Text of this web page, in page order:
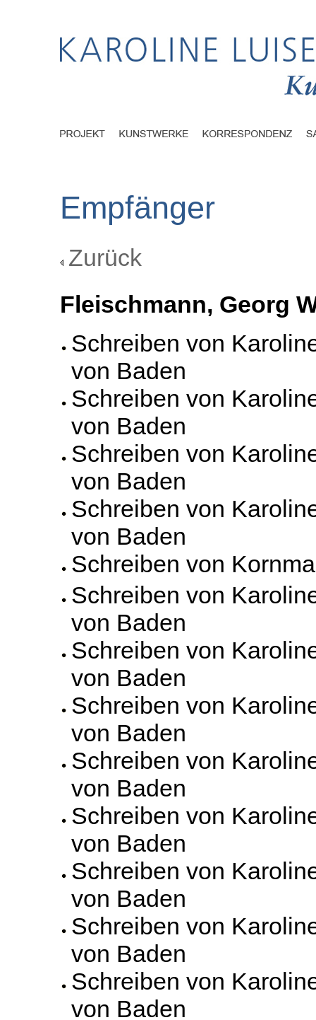
Empfänger
Zurück
Fleischmann, Georg
Schreiben von
von Baden
Schreiben von
von Baden
Schreiben von
von Baden
Schreiben von
von Baden
Schreiben von
Schreiben von
von Baden
Schreiben von
von Baden
Schreiben von
von Baden
Schreiben von
von Baden
Schreiben von
von Baden
Schreiben von
von Baden
Schreiben von
von Baden
Schreiben von
von Baden